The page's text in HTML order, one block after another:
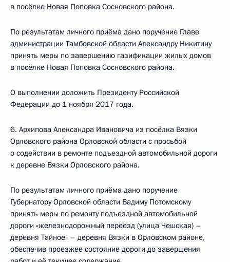
в посёлке Новая Поповка Сосновского района.
По результатам личного приёма дано поручение Главе
администрации Тамбовской области Александру Никитину
принять меры по завершению газификации жилых домов
в посёлке Новая Поповка Сосновского района.
О выполнении доложить Президенту Российской
Федерации до 1 ноября 2017 года.
6. Архипова Александра Ивановича из посёлка Вязки
Орловского района Орловской области с просьбой
о содействии в ремонте подъездной автомобильной дороги
к деревне Вязки Орловского района.
По результатам личного приёма дано поручение
Губернатору Орловской области Вадиму Потомскому
принять меры по ремонту подъездной автомобильной
дороги «железнодорожный переезд (улица Чешская) –
деревня Тайное» – деревня Вязки в Орловском районе,
обеспечив проезжее состояние дороги до завершения